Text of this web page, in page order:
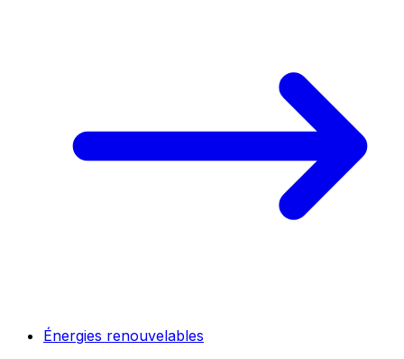
Énergies renouvelables